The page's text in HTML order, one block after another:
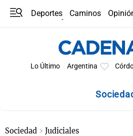
Deportes Caminos
Lo Último Argentina
Sociedad Judiciales